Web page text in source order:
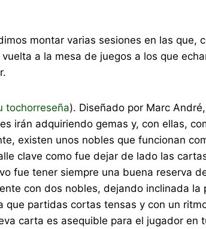
montar varias sesiones en las que,
a la mesa de juegos a los que
tochorreseña). Diseñado por Marc
irán adquiriendo gemas y, con ellas,
existen unos nobles que funcionan
clave como fue dejar de lado las
fue tener siempre una buena reserva
con dos nobles, dejando inclinada
partidas cortas tensas y con un
carta es asequible para el jugador